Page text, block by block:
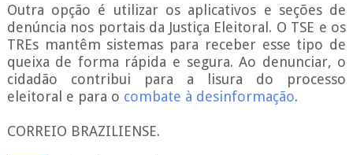
Outra opção é utilizar os aplicativos e seções de
denúncia nos portais da Justiça Eleitoral. O TSE e os
TREs mantêm sistemas para receber esse tipo de
queixa de forma rápida e segura. Ao denunciar, o
cidadão contribui para a lisura do processo
eleitoral e para o combate à desinformação.
CORREIO BRAZILIENSE.